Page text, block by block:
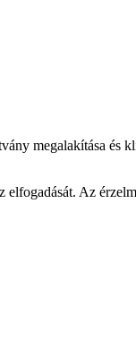
megalakítása és
Az